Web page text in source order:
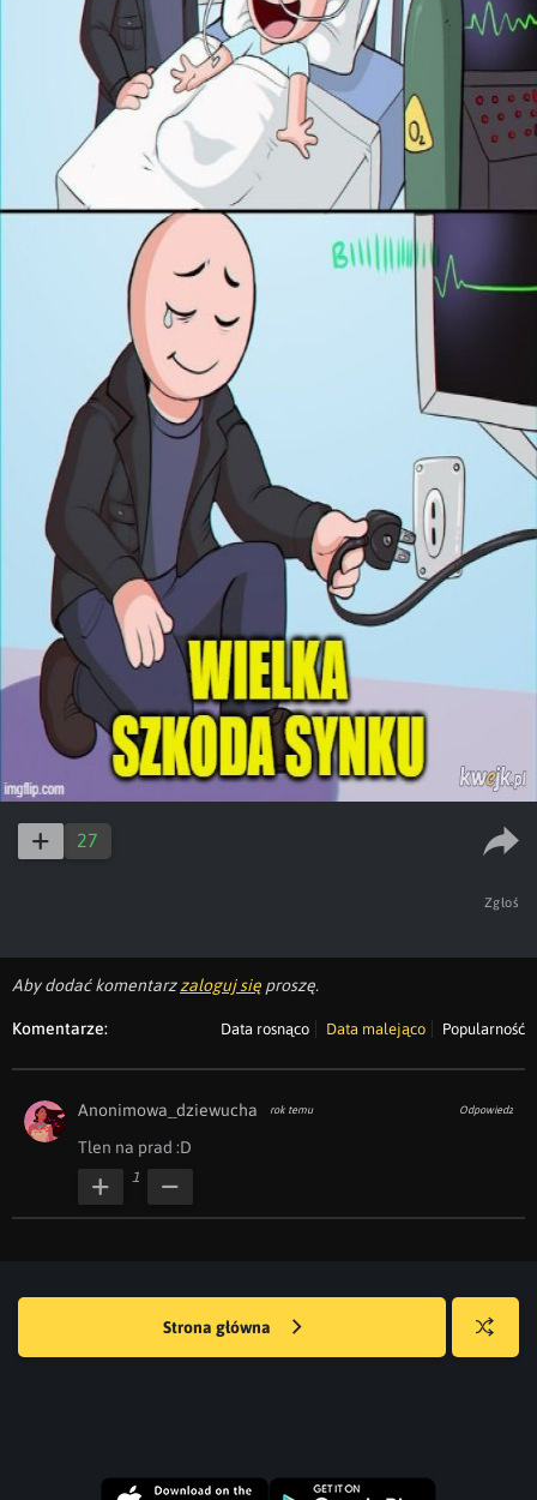
27
Zgłoś
Aby dodać komentarzzaloguj się proszę.
Komentarze: Data rosnąco Data malejąco Popularność
Anonimowa_dziewucha rok temu Odpowiedz
Tlen na prad :D
1
Strona główna